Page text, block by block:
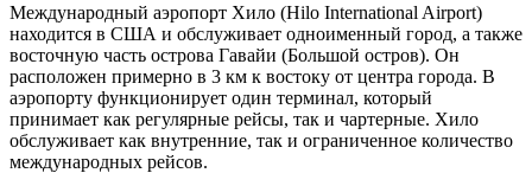
Международный аэропорт Хило (Hilo International Airport)
находится в США и обслуживает одноименный город, а также
восточную часть острова Гавайи (Большой остров). Он
расположен примерно в 3 км к востоку от центра города. В
аэропорту функционирует один терминал, который
принимает как регулярные рейсы, так и чартерные. Хило
обслуживает как внутренние, так и ограниченное количество
международных рейсов.